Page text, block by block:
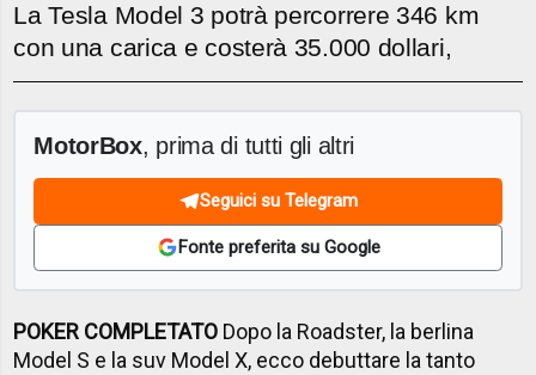
La Tesla Model 3 potrà percorrere 346 km
con una carica e costerà 35.000 dollari,
MotorBox, prima di tutti gli altri
Seguici su Telegram
Fonte preferita su Google
POKER COMPLETATO Dopo la Roadster, la berlina
Model S e la suv Model X, ecco debuttare la tanto